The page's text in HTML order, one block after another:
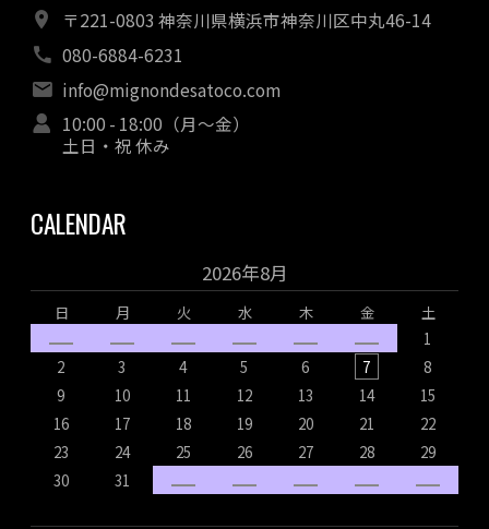
〒221-0803 神奈川県横浜市神奈川区中丸46-14
080-6884-6231
info@mignondesatoco.com
10:00 - 18:00（月～金）
土日・祝 休み
CALENDAR
2026年8月
日 月 火 水 木 金
土
1
2
3 4 5 6 7
8
9
10 11 12 13 14
15
16
17 18 19 20 21
22
23
24 25 26 27 28
29
30
31